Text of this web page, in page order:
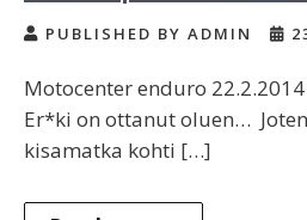
PUBLISHED BY ADMIN
Motocenter enduro
Er*ki on ottanut oluen…
kisamatka kohti […]